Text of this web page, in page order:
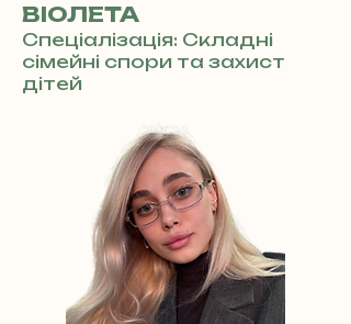
ВІОЛЕТА
Спеціалізація: Складні
сімейні спори та захист
дітей